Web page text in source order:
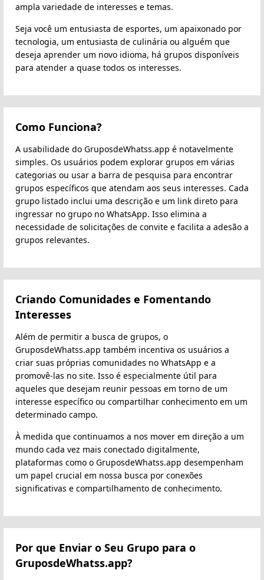
ampla variedade de interesses e temas.
Seja você um entusiasta de esportes, um apaixonado por
tecnologia, um entusiasta de culinária ou alguém que
deseja aprender um novo idioma, há grupos disponíveis
para atender a quase todos os interesses.
Como Funciona?
A usabilidade do GruposdeWhatss.app é notavelmente
simples. Os usuários podem explorar grupos em várias
categorias ou usar a barra de pesquisa para encontrar
grupos específicos que atendam aos seus interesses. Cada
grupo listado inclui uma descrição e um link direto para
ingressar no grupo no WhatsApp. Isso elimina a
necessidade de solicitações de convite e facilita a adesão a
grupos relevantes.
Criando Comunidades e Fomentando
Interesses
Além de permitir a busca de grupos, o
GruposdeWhatss.app também incentiva os usuários a
criar suas próprias comunidades no WhatsApp e a
promovê-las no site. Isso é especialmente útil para
aqueles que desejam reunir pessoas em torno de um
interesse específico ou compartilhar conhecimento em um
determinado campo.
À medida que continuamos a nos mover em direção a um
mundo cada vez mais conectado digitalmente,
plataformas como o GruposdeWhatss.app desempenham
um papel crucial em nossa busca por conexões
significativas e compartilhamento de conhecimento.
Por que Enviar o Seu Grupo para o
GruposdeWhatss.app?